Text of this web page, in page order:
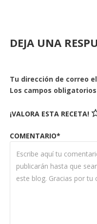
DEJA UNA
Tu dirección de correo
Los campos
¡VALORA ESTA RECETA!
COMENTARIO*